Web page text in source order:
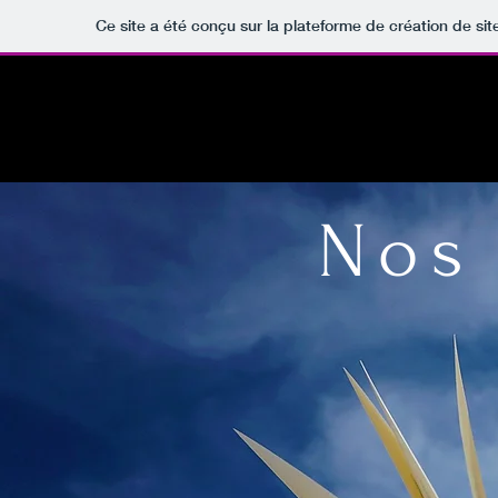
Ce site a été conçu sur la plateforme de création de